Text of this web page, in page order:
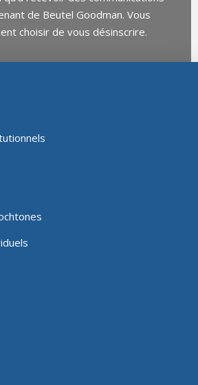
de Beutel Goodman. Vous
choisir de vous désinscrire.